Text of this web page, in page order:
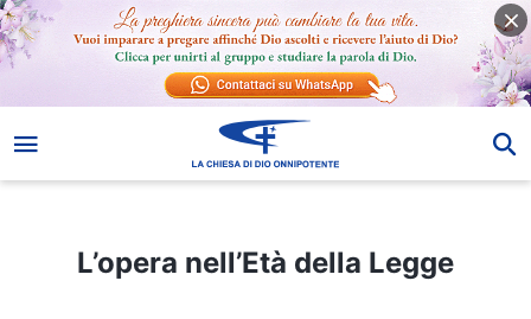
L’opera nell’Età della Legge
L’opera nell’Età della Legge